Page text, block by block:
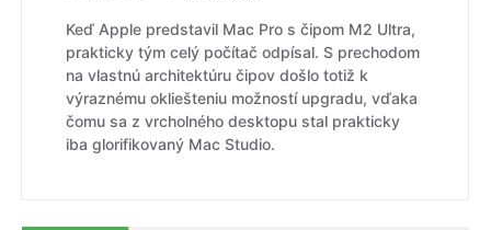
Keď Apple predstavil Mac Pro s čipom M2 Ultra,
prakticky tým celý počítač odpísal. S prechodom
na vlastnú architektúru čipov došlo totiž k
výraznému okliešteniu možností upgradu, vďaka
čomu sa z vrcholného desktopu stal prakticky
iba glorifikovaný Mac Studio.